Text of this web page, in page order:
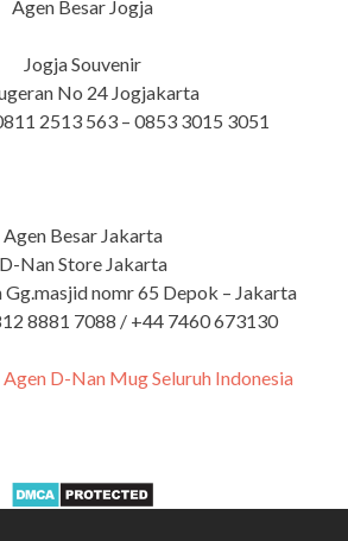
Agen Besar Jogja
Jogja Souvenir
No 24 Jogjakarta
2513 563 – 0853 3015 3051
Agen Besar Jakarta
D-Nan Store Jakarta
Gg.masjid nomr 65 Depok – Jakarta
8881 7088 / +44 7460 673130
D-Nan Mug Seluruh Indonesia